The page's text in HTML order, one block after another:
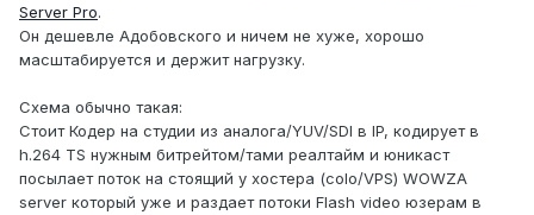
Server Pro.
Он дешевле Адобовского и ничем не хуже, хорошо
масштабируется и держит нагрузку.
Схема обычно такая:
Стоит Кодер на студии из аналога/YUV/SDI в IP, кодирует в
h.264 TS нужным битрейтом/тами реалтайм и юникаст
посылает поток на стоящий у хостера (colo/VPS) WOWZA
server который уже и раздает потоки Flash video юзерам в